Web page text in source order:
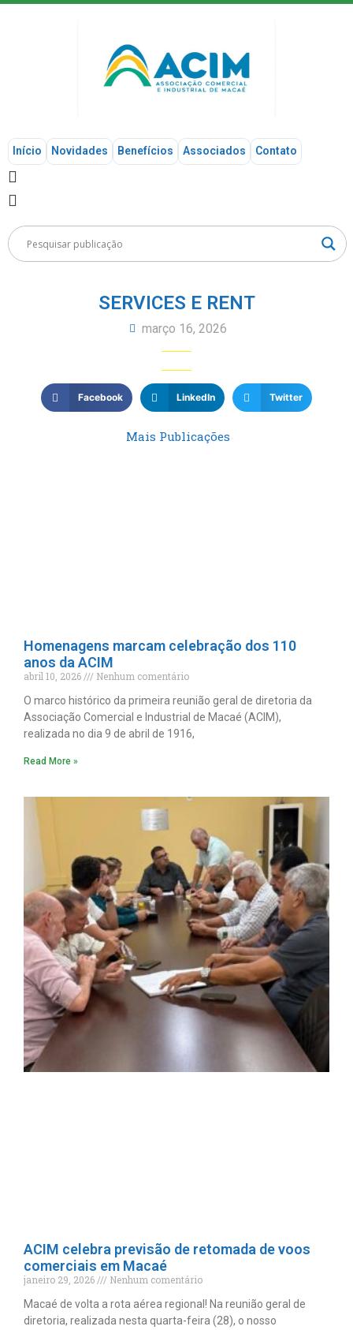
Início Novidades Benefícios Associados Contato
SERVICES E RENT
março 16, 2026
Facebook LinkedIn Twitter
Mais Publicações
Homenagens marcam celebração dos 110
anos da ACIM
abril 10, 2026
Nenhum comentário
O marco histórico da primeira reunião geral de diretoria da
Associação Comercial e Industrial de Macaé (ACIM),
realizada no dia 9 de abril de 1916,
Read More »
ACIM celebra previsão de retomada de voos
comerciais em Macaé
janeiro 29, 2026
Nenhum comentário
Macaé de volta a rota aérea regional! Na reunião geral de
diretoria, realizada nesta quarta-feira (28), o nosso